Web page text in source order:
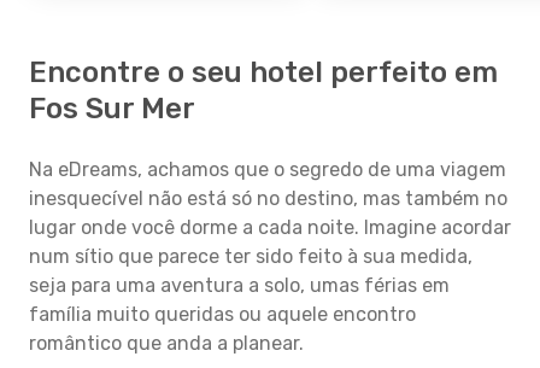
Encontre o seu hotel perfeito em
Fos Sur Mer
Na eDreams, achamos que o segredo de uma viagem
inesquecível não está só no destino, mas também no
lugar onde você dorme a cada noite. Imagine acordar
num sítio que parece ter sido feito à sua medida,
seja para uma aventura a solo, umas férias em
família muito queridas ou aquele encontro
romântico que anda a planear.